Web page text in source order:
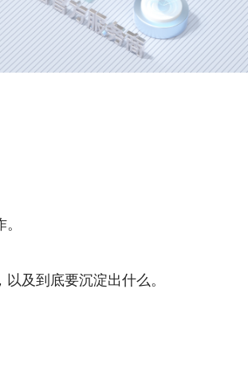
及到底要沉淀出什么。